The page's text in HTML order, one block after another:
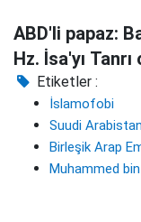
ABD'li papaz:
Hz. İsa'yı
Etiketler :
İslamofobi
Suudi Arabistan
Birleşik Arap
Muhammed